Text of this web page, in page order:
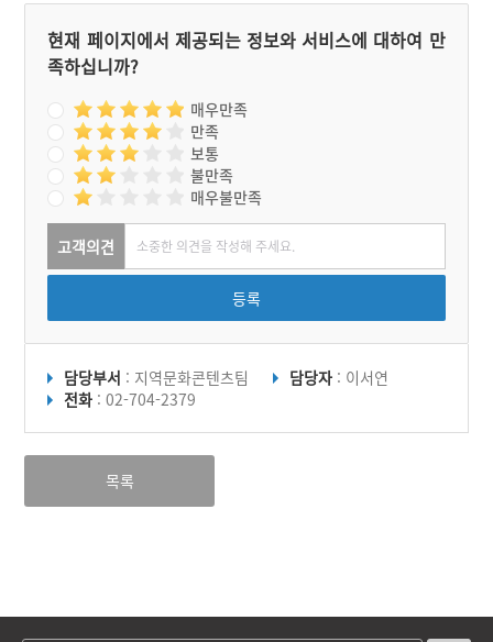
현재 페이지에서 제공되는 정보와 서비스에 대하여 만
족하십니까?
매우만족
만족
보통
불만족
매우불만족
고객의견
등록
담당부서 : 지역문화콘텐츠팀 담당자 : 이서연
전화 : 02-704-2379
목록